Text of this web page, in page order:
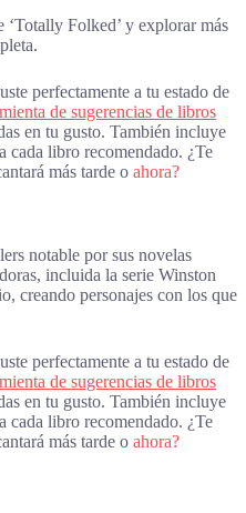
‘Totally Folked’ y explorar más
perfectamente a tu estado de
de sugerencias de libros
en tu gusto. También incluye
cada libro recomendado. ¿Te
más tarde o ahora?
notable por sus novelas
incluida la serie Winston
creando personajes con los que
perfectamente a tu estado de
de sugerencias de libros
en tu gusto. También incluye
cada libro recomendado. ¿Te
más tarde o ahora?